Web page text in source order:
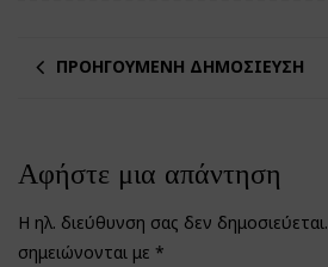
ΠΡΟΗΓΟΎΜΕΝΗ ΔΗΜΟΣΊΕΥΣΗ
Αφήστε μια απάντηση
Η ηλ. διεύθυνση σας δεν δημοσιεύεται.
σημειώνονται με *